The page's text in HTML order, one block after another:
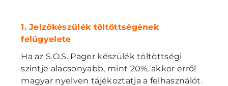
1. Jelzőkészülék töltöttségének
felügyelete
Ha az S.O.S. Pager készülék töltöttségi
szintje alacsonyabb, mint 20%, akkor erről
magyar nyelven tájékoztatja a felhasználót.